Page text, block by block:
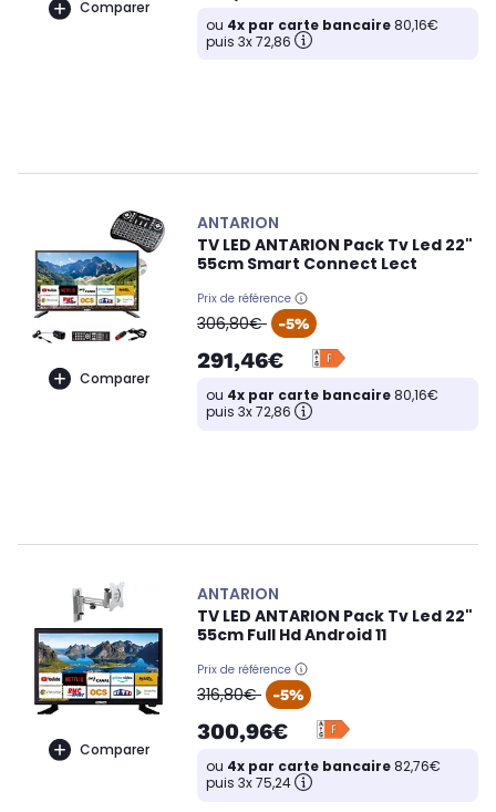
Comparer
ou 4x par carte bancaire80,16€
puis 3x 72,86
Comparer
ANTARION
TV LED ANTARION Pack Tv Led 22"
55cm Smart Connect Lect
Prix de référence
oldPrice
306,80€ -5%
291,46€
ou 4x par carte bancaire80,16€
puis 3x 72,86
Comparer
ANTARION
TV LED ANTARION Pack Tv Led 22"
55cm Full Hd Android 11
Prix de référence
oldPrice
316,80€ -5%
300,96€
ou 4x par carte bancaire82,76€
puis 3x 75,24